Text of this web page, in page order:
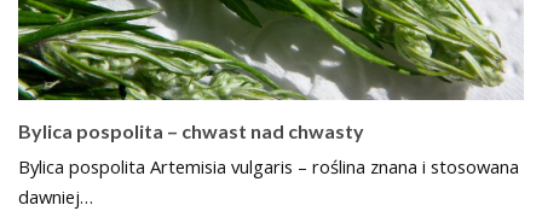
Bylica pospolita – chwast nad chwasty
Bylica pospolita Artemisia vulgaris – roślina znana i stosowana
dawniej…